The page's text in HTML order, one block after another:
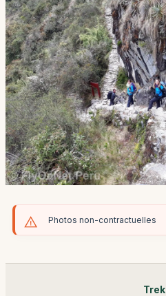
Photos non-contractuelles
Trek